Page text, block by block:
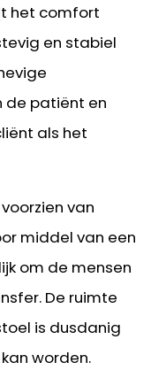
het comfort
en stabiel
de patiënt en
als het
van
middel van een
om de mensen
De ruimte
is dusdanig
worden.